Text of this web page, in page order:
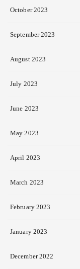
October 2023
September 2023
August 2023
July 2023
June 2023
May 2023
April 2023
March 2023
February 2023
January 2023
December 2022